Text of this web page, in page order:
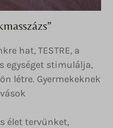
hat, TESTRE, a
egységet stimulálja,
létre. Gyermekeknek
élet tervünket,